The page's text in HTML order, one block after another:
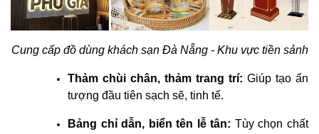
Cung cấp đồ dùng khách sạn Đà Nẵng - Khu vực tiền sảnh
Thảm chùi chân, thảm trang trí: Giúp tạo ấn
tượng đầu tiên sạch sẽ, tinh tế.
Bảng chỉ dẫn, biển tên lễ tân: Tùy chọn chất